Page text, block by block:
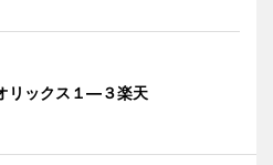
リックス１―３楽天